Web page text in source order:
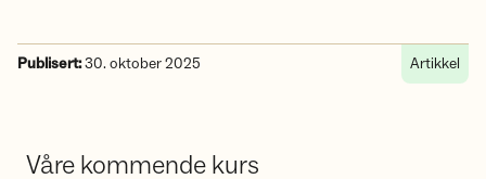
Publisert:30. oktober 2025 Artikkel
Våre kommende kurs